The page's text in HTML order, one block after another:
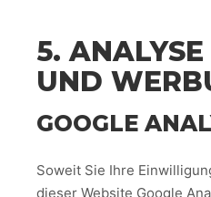
5.
UND
GOOGLE
Soweit Sie Ihre
dieser Website Google